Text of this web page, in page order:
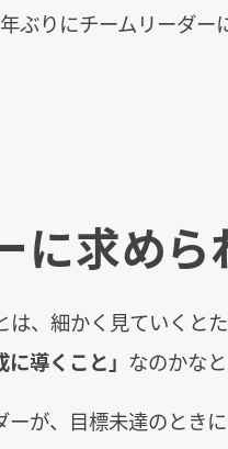
ぶりにチームリーダ
に求めら
は、細かく見ていくと
導くこと」 なのかなと
ーが、目標未達のとき